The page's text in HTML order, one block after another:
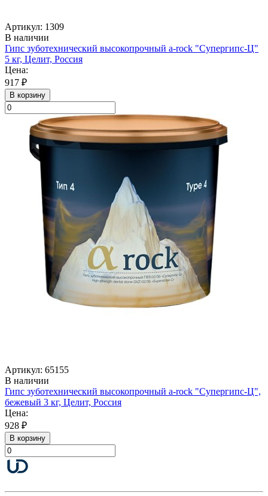
Артикул: 1309
В наличии
Гипс зуботехнический высокопрочный a-rock "Супергипс-Ц"
5 кг, Целит, Россия
Цена:
917 ₽
В корзину
Артикул: 65155
В наличии
Гипс зуботехнический высокопрочный a-rock "Супергипс-Ц",
бежевый 3 кг, Целит, Россия
Цена:
928 ₽
В корзину